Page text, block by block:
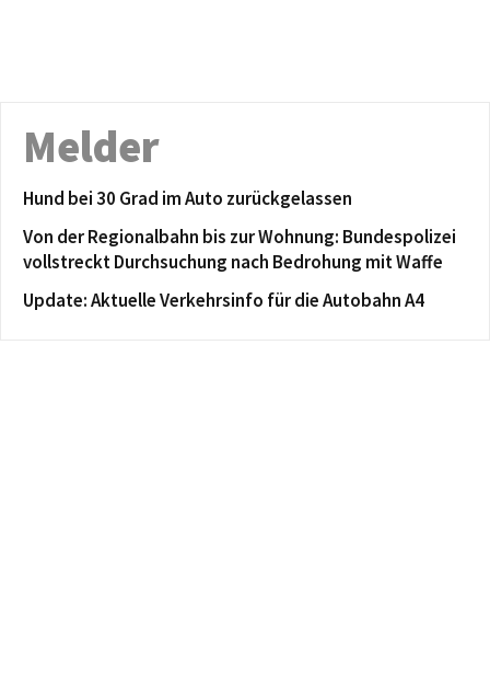
Melder
Hund bei 30 Grad im Auto zurückgelassen
Von der Regionalbahn bis zur Wohnung: Bundespolizei
vollstreckt Durchsuchung nach Bedrohung mit Waffe
Update: Aktuelle Verkehrsinfo für die Autobahn A4